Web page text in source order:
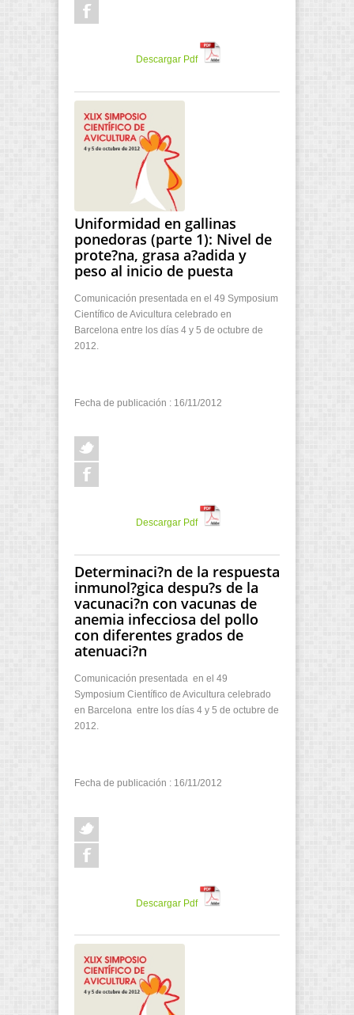
Descargar Pdf
Uniformidad en gallinas
ponedoras (parte 1): Nivel de
prote?na, grasa a?adida y
peso al inicio de puesta
Comunicación presentada en el 49 Symposium
Científico de Avicultura celebrado en
Barcelona entre los días 4 y 5 de octubre de
2012.
Fecha de publicación : 16/11/2012
Descargar Pdf
Determinaci?n de la respuesta
inmunol?gica despu?s de la
vacunaci?n con vacunas de
anemia infecciosa del pollo
con diferentes grados de
atenuaci?n
Comunicación presentada en el 49
Symposium Científico de Avicultura celebrado
en Barcelona entre los días 4 y 5 de octubre de
2012.
Fecha de publicación : 16/11/2012
Descargar Pdf